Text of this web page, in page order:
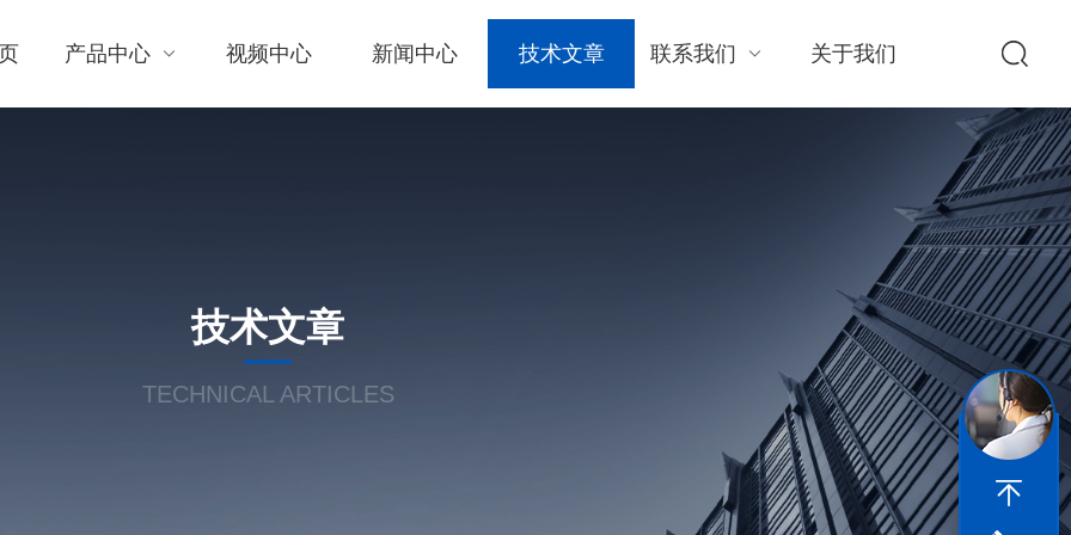
产品中心 视频中心 新闻中心 技术文章 联系我们 关于我们
技术文章
TECHNICAL ARTICLES